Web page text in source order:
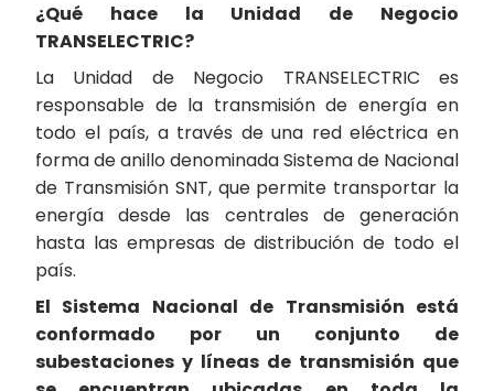
¿Qué hace la Unidad de Negocio
TRANSELECTRIC?
La Unidad de Negocio TRANSELECTRIC es
responsable de la transmisión de energía en
todo el país, a través de una red eléctrica en
forma de anillo denominada Sistema de Nacional
de Transmisión SNT, que permite transportar la
energía desde las centrales de generación
hasta las empresas de distribución de todo el
país.
El Sistema Nacional de Transmisión está
conformado por un conjunto de
subestaciones y líneas de transmisión que